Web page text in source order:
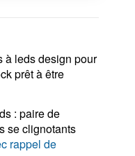
à leds design pour
prêt à être
: paire de
se clignotants
rappel de